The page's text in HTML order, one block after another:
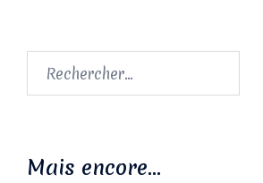
Rechercher :
Mais encore…